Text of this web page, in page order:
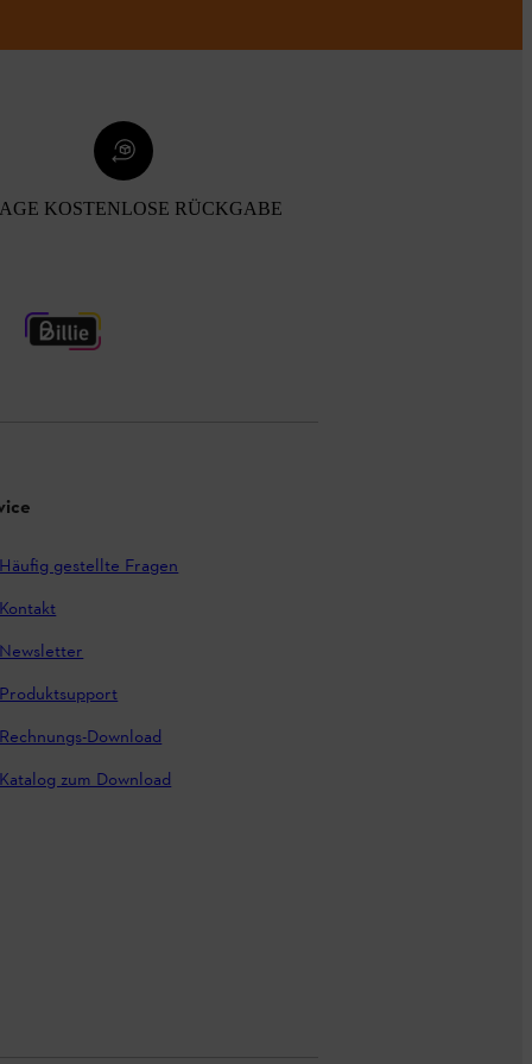
KOSTENLOSE RÜCKGABE
Häufig gestellte Fragen
Kontakt
Newsletter
Produktsupport
Rechnungs-Download
Katalog zum Download